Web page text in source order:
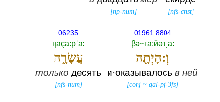
[nfs-cnst]
[np-num]
01961 8804
βә~ға:йәτˌа:‎
וְ:הָיְתָ֖ה
и·оказывалосьв ней
[conj ~qal-pf-3fs]
06235
ңаçа:рˈа:‎
עֲשָׂרָ֑ה
только десять
[nfs-num]